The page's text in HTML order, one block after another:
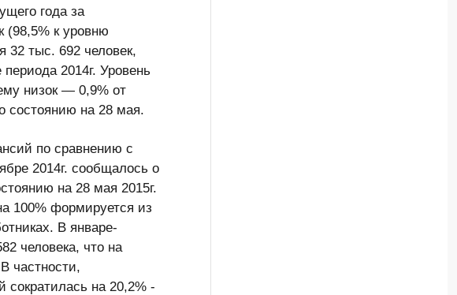
года за
(98,5% к уровню
32 тыс. 692 человек,
периода 2014г. Уровень
низок — 0,9% от
состоянию на 28 мая.
по сравнению с
2014г. сообщалось о
на 28 мая 2015г.
100% формируется из
В январе-
человека, что на
частности,
сократилась на 20,2% -